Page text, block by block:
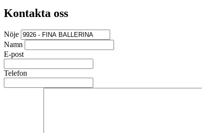
Kontakta oss
Nöje
Namn
E-post
Telefon